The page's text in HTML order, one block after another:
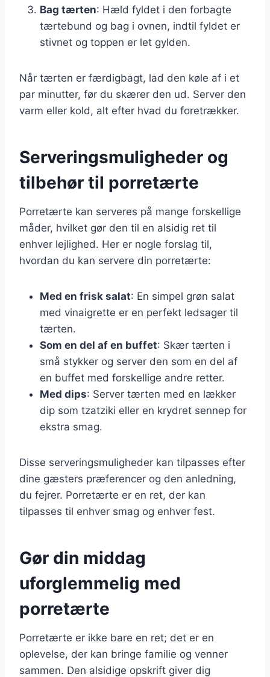
Bag tærten: Hæld fyldet i den forbagte
tærtebund og bag i ovnen, indtil fyldet er
stivnet og toppen er let gylden.
Når tærten er færdigbagt, lad den køle af i et
par minutter, før du skærer den ud. Server den
varm eller kold, alt efter hvad du foretrækker.
Serveringsmuligheder og
tilbehør til porretærte
Porretærte kan serveres på mange forskellige
måder, hvilket gør den til en alsidig ret til
enhver lejlighed. Her er nogle forslag til,
hvordan du kan servere din porretærte:
Med en frisk salat: En simpel grøn salat
med vinaigrette er en perfekt ledsager til
tærten.
Som en del af en buffet: Skær tærten i
små stykker og server den som en del af
en buffet med forskellige andre retter.
Med dips: Server tærten med en lækker
dip som tzatziki eller en krydret sennep for
ekstra smag.
Disse serveringsmuligheder kan tilpasses efter
dine gæsters præferencer og den anledning,
du fejrer. Porretærte er en ret, der kan
tilpasses til enhver smag og enhver fest.
Gør din middag
uforglemmelig med
porretærte
Porretærte er ikke bare en ret; det er en
oplevelse, der kan bringe familie og venner
sammen. Den alsidige opskrift giver dig